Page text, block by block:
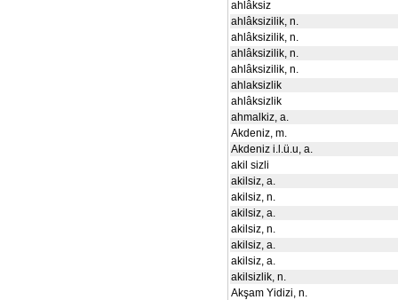
ahlâksiz
ahlâksizilik, n.
ahlâksizilik, n.
ahlâksizilik, n.
ahlâksizilik, n.
ahlaksizlik
ahlâksizlik
ahmalkiz, a.
Akdeniz, m.
Akdeniz i.l.ü.u, a.
akil sizli
akilsiz, a.
akilsiz, n.
akilsiz, a.
akilsiz, n.
akilsiz, a.
akilsiz, a.
akilsizlik, n.
Akşam Yidizi, n.